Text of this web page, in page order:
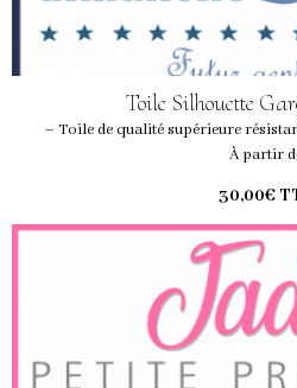
Toile Silhouette
– Toile de qualité supérieure
À partir
30,00€